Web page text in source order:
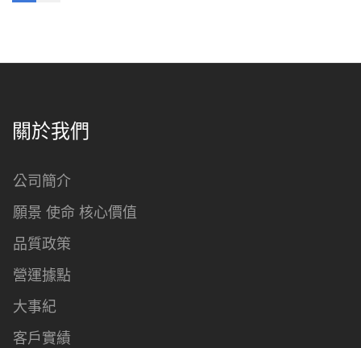
關於我們
公司簡介
願景 使命 核心價值
品質政策
營運據點
大事紀
客戶實績